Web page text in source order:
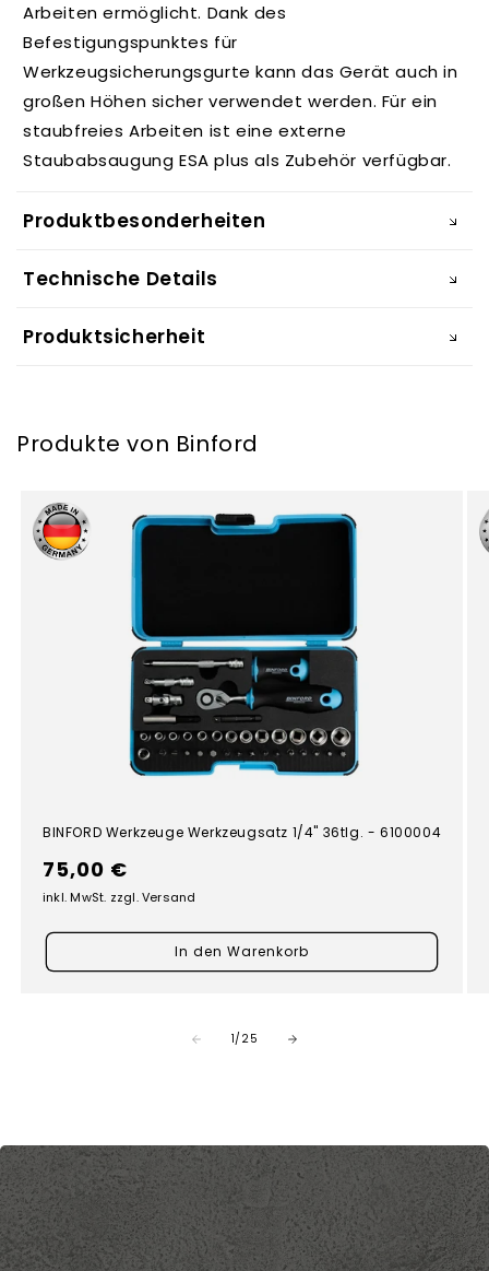
Arbeiten ermöglicht. Dank des
Befestigungspunktes für
Werkzeugsicherungsgurte kann das Gerät auch in
großen Höhen sicher verwendet werden. Für ein
staubfreies Arbeiten ist eine externe
Staubabsaugung ESA plus als Zubehör verfügbar.
Produktbesonderheiten
Technische Details
Produktsicherheit
Produkte von Binford
BINFORD Werkzeuge Werkzeugsatz 1/4" 36tlg. - 6100004
Normaler
Preis
75,00 €
inkl. MwSt. zzgl. Versand
In den Warenkorb
1/ von
25